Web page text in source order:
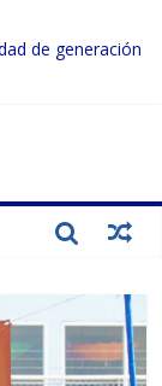
de generación
eléctricas
privado para
del SEN